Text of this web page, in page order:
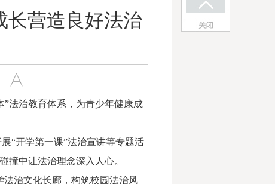
长营造良好法治
法治教育体系，为青少年健康成
“开学第一课”法治宣讲等专题活
撞中让法治理念深入人心。
治文化长廊，构筑校园法治风